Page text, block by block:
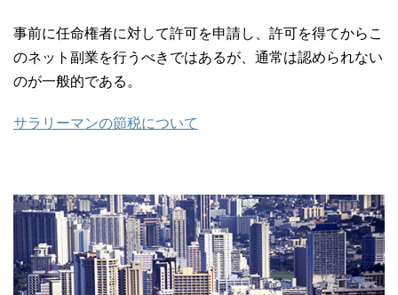
事前に任命権者に対して許可を申請し、許可を得てからこ
のネット副業を行うべきではあるが、通常は認められない
のが一般的である。
サラリーマンの節税について